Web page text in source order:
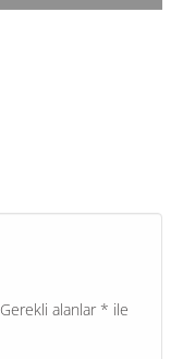
Gerekli alanlar * ile